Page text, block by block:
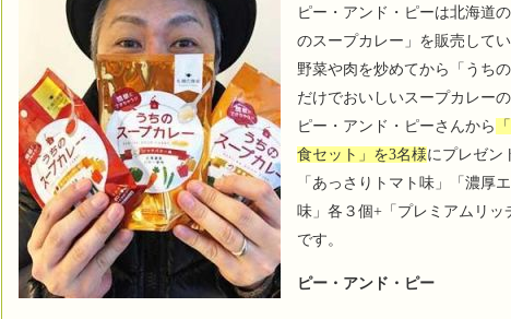
ピー・アンド・ピーは北海道
のスープカレー」を販売してい
野菜や肉を炒めてから「うち
だけでおいしいスープカレーの
ピー・アンド・ピーさんから
食セット」を3名様にプレゼン
「あっさりトマト味」「濃厚
味」各３個+「プレミアムリッ
です。
ピー・アンド・ピー